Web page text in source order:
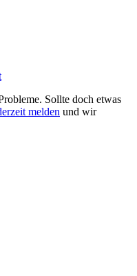
Sollte doch etwas
melden und wir